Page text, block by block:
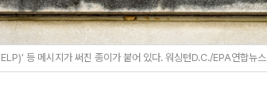
등 메시지가 써진 종이가 붙어 있다. 워싱턴D.C./EPA연합뉴스